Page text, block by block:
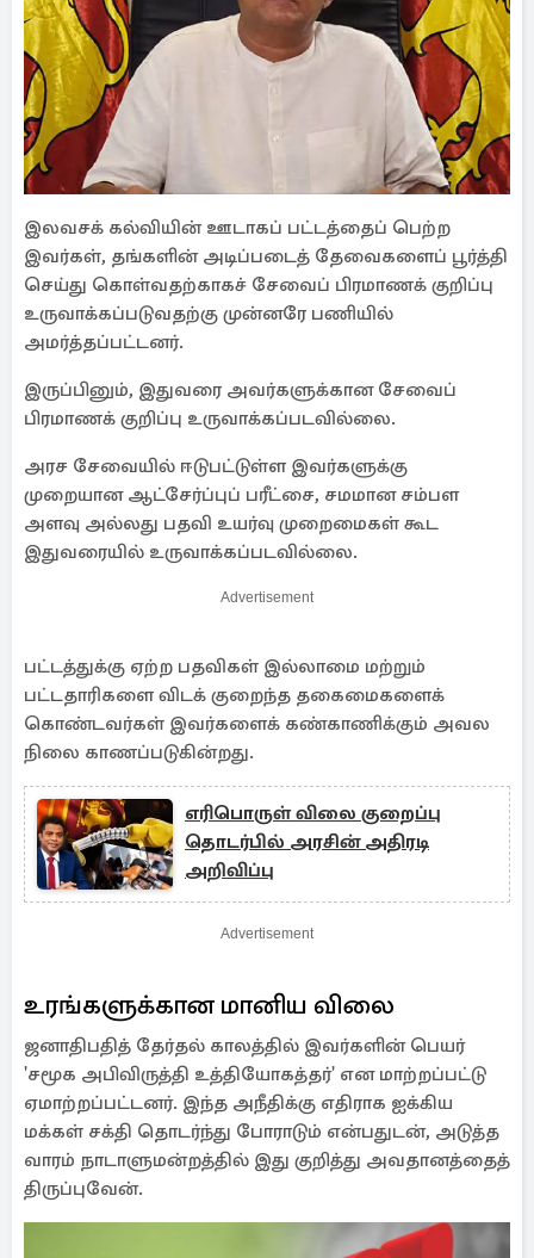
இலவசக் கல்வியின் ஊடாகப் பட்டத்தைப் பெற்ற
இவர்கள், தங்களின் அடிப்படைத் தேவைகளைப் பூர்த்தி
செய்து கொள்வதற்காகச் சேவைப் பிரமாணக் குறிப்பு
உருவாக்கப்படுவதற்கு முன்னரே பணியில்
அமர்த்தப்பட்டனர்.
இருப்பினும், இதுவரை அவர்களுக்கான சேவைப்
பிரமாணக் குறிப்பு உருவாக்கப்படவில்லை.
அரச சேவையில் ஈடுபட்டுள்ள இவர்களுக்கு
முறையான ஆட்சேர்ப்புப் பரீட்சை, சமமான சம்பள
அளவு அல்லது பதவி உயர்வு முறைமைகள் கூட
இதுவரையில் உருவாக்கப்படவில்லை.
Advertisement
பட்டத்துக்கு ஏற்ற பதவிகள் இல்லாமை மற்றும்
பட்டதாரிகளை விடக் குறைந்த தகைமைகளைக்
கொண்டவர்கள் இவர்களைக் கண்காணிக்கும் அவல
நிலை காணப்படுகின்றது.
எரிபொருள் விலை குறைப்பு
தொடர்பில் அரசின் அதிரடி
அறிவிப்பு
Advertisement
உரங்களுக்கான மானிய விலை
ஜனாதிபதித் தேர்தல் காலத்தில் இவர்களின் பெயர்
'சமூக அபிவிருத்தி உத்தியோகத்தர்' என மாற்றப்பட்டு
ஏமாற்றப்பட்டனர். இந்த அநீதிக்கு எதிராக ஐக்கிய
மக்கள் சக்தி தொடர்ந்து போராடும் என்பதுடன், அடுத்த
வாரம் நாடாளுமன்றத்தில் இது குறித்து அவதானத்தைத்
திருப்புவேன்.